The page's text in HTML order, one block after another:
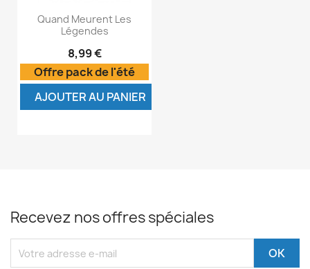
Quand Meurent Les
Légendes
8,99 €
Offre pack de l'été
AJOUTER AU PANIER
Recevez nos offres spéciales